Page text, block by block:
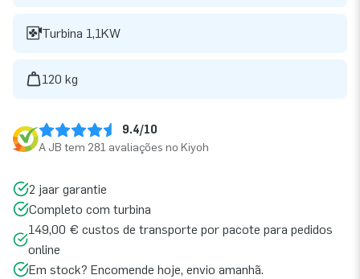
Turbina 1,1KW
120 kg
9.4/10
A JB tem 281 avaliações no Kiyoh
2 jaar garantie
Completo com turbina
149,00 € custos de transporte por pacote para pedidos
online
Em stock? Encomende hoje, envio amanhã.